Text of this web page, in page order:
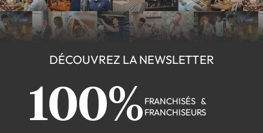
DÉCOUVREZ LA NEWSLETTER
100% FRANCHISÉS &
FRANCHISEURS